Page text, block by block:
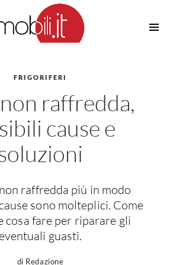
Irrigazione
Casette in Legno
Amaca
Ombrelloni
Piante
Luce
FRIGORIFERI
raffredda,
cause e
raffredda più in modo
sono molteplici. Come
cosa fare per riparare gli
guasti.
di Redazione